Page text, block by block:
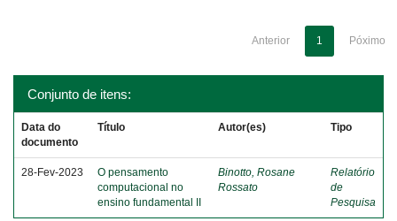
Anterior 1 Póximo
Conjunto de itens:
Data do
documento
Título Autor(es) Tipo
28-Fev-2023
O pensamento
computacional no
ensino fundamental II
Binotto, Rosane
Rossato
Relatório
de
Pesquisa